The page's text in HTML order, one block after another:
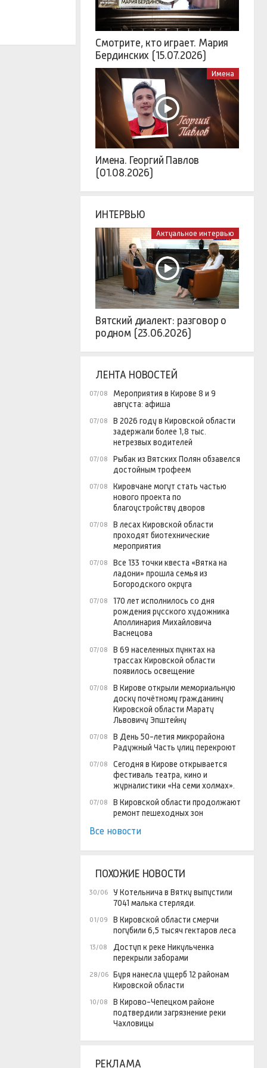
Смотрите, кто играет. Мария
Бердинских (15.07.2026)
Имена
Имена. Георгий Павлов
(01.08.2026)
ИНТЕРВЬЮ
Актуальное интервью
Вятский диалект: разговор о
родном (23.06.2026)
ЛЕНТА НОВОСТЕЙ
07/08
Мероприятия в Кирове 8 и 9
августа: афиша
07/08
В 2026 году в Кировской области
задержали более 1,8 тыс.
нетрезвых водителей
07/08
Рыбак из Вятских Полян обзавелся
достойным трофеем
07/08
Кировчане могут стать частью
нового проекта по
благоустройству дворов
07/08
В лесах Кировской области
проходят биотехнические
мероприятия
07/08
Все 133 точки квеста «Вятка на
ладони» прошла семья из
Богородского округа
07/08
170 лет исполнилось со дня
рождения русского художника
Аполлинария Михайловича
Васнецова
07/08
В 69 населенных пунктах на
трассах Кировской области
появилось освещение
07/08
В Кирове открыли мемориальную
доску почётному гражданину
Кировской области Марату
Львовичу Эпштейну
07/08
В День 50-летия микрорайона
Радужный Часть улиц перекроют
07/08
Сегодня в Кирове открывается
фестиваль театра, кино и
журналистики «На семи холмах».
07/08
В Кировской области продолжают
ремонт пешеходных зон
Все новости
ПОХОЖИЕ НОВОСТИ
30/06
У Котельнича в Вятку выпустили
7041 малька стерляди.
01/09
В Кировской области смерчи
погубили 6,5 тысяч гектаров леса
13/08
Доступ к реке Никульченка
перекрыли заборами
28/06 Буря нанесла ущерб 12 районам
Кировской области
10/08
В Кирово-Чепецком районе
подтвердили загрязнение реки
Чахловицы
РЕКЛАМА